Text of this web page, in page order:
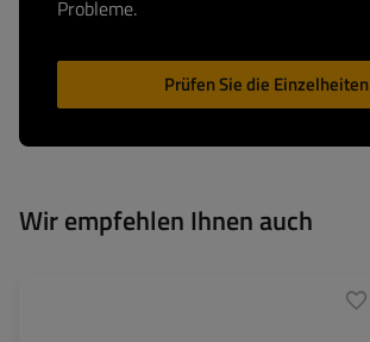
Probleme.
Prüfen Sie die Einzelheiten
Wir empfehlen Ihnen auch